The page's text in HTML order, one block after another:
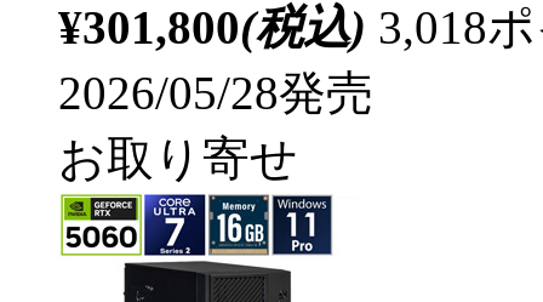
¥301,800(税込) 3,018
2026/05/28発売
お取り寄せ